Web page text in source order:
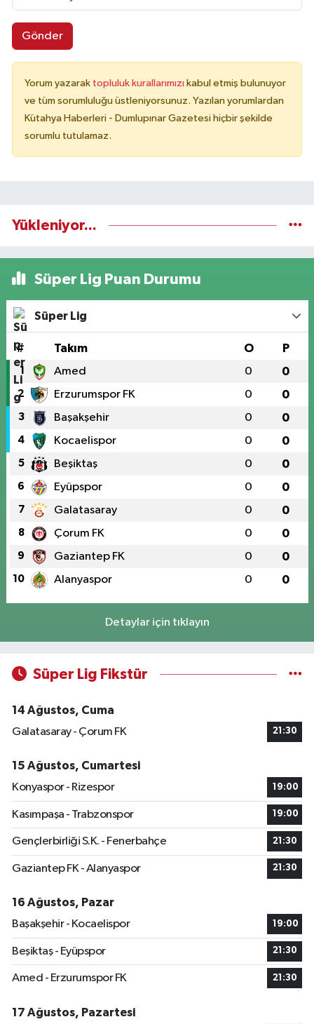
Gönder
Yorum yazarak topluluk kurallarımızı kabul etmiş bulunuyor
ve tüm sorumluluğu üstleniyorsunuz. Yazılan yorumlardan
Kütahya Haberleri - Dumlupınar Gazetesi hiçbir şekilde
sorumlu tutulamaz.
Yükleniyor...
Süper Lig Puan Durumu
Süper Lig
# Takım O P
1 Amed 0 0
2 Erzurumspor FK 0 0
3 Başakşehir 0 0
4 Kocaelispor 0 0
5 Beşiktaş 0 0
6 Eyüpspor 0 0
7 Galatasaray 0 0
8 Çorum FK 0 0
9 Gaziantep FK 0 0
10 Alanyaspor 0 0
Detaylar için tıklayın
Süper Lig Fikstür
14 Ağustos, Cuma
Galatasaray - Çorum FK
21:30
15 Ağustos, Cumartesi
Konyaspor - Rizespor
19:00
Kasımpaşa - Trabzonspor 19:00
Gençlerbirliği S.K. - Fenerbahçe 21:30
Gaziantep FK - Alanyaspor 21:30
16 Ağustos, Pazar
Başakşehir - Kocaelispor
19:00
Beşiktaş - Eyüpspor 21:30
Amed - Erzurumspor FK 21:30
17 Ağustos, Pazartesi